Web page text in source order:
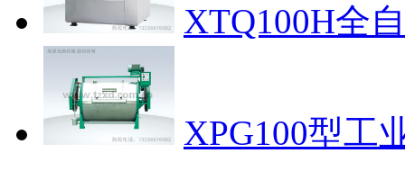
XTQ100H全
XPG100型工